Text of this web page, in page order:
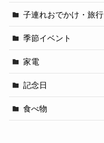
子連れおでかけ・旅行
季節イベント
家電
記念日
食べ物